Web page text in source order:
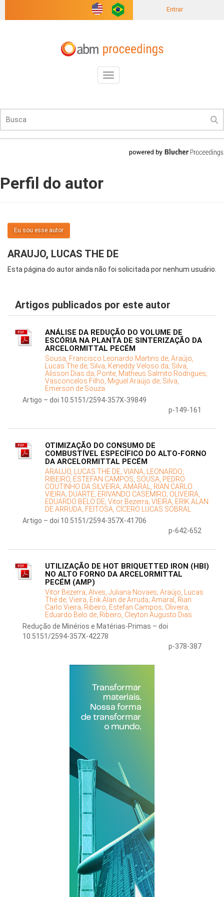
Entrar
Toggle
navigation
Perfil do autor
Eu sou esse autor
ARAUJO, LUCAS THE DE
Esta página do autor ainda não foi solicitada por nenhum usuário.
Artigos publicados por este autor
ANÁLISE DA REDUÇÃO DO VOLUME DE
ESCÓRIA NA PLANTA DE SINTERIZAÇÃO DA
ARCELORMITTAL PECÉM
Sousa, Francisco Leonardo Martins de; Araújo,
Lucas The de; Silva, Keneddy Veloso da; Silva,
Alisson Dias da; Ponte, Matheus Salmito Rodrigues;
Vasconcelos Filho, Miguel Araújo de; Silva,
Emerson de Souza
Artigo – doi 10.5151/2594-357X-39849
p-149-161
OTIMIZAÇÃO DO CONSUMO DE
COMBUSTÍVEL ESPECÍFICO DO ALTO-FORNO
DA ARCELORMITTAL PECÉM
ARAUJO, LUCAS THE DE; VIANA, LEONARDO;
RIBEIRO, ESTEFAN CAMPOS; SOUSA, PEDRO
COUTINHO DA SILVEIRA; AMARAL, RIAN CARLO
VIEIRA; DUARTE, ERIVANDO CASEMIRO; OLIVEIRA,
EDUARDO BELO DE; Vitor Bezerra; VIEIRA, ERIK ALAN
DE ARRUDA; FEITOSA, CÍCERO LUCAS SOBRAL
Artigo – doi 10.5151/2594-357X-41706
p-642-652
UTILIZAÇÃO DE HOT BRIQUETTED IRON (HBI)
NO ALTO FORNO DA ARCELORMITTAL
PECÉM (AMP)
Vitor Bezerra; Alves, Juliana Novaes; Araújo, Lucas
Thé de; Vieira, Erik Alan de Arruda; Amaral, Rian
Carlo Vieira; Ribeiro, Estefan Campos; Oliveira,
Eduardo Belo de; Ribeiro, Cleyton Augusto Dias
Redução de Minérios e Matérias-Primas – doi
10.5151/2594-357X-42278
p-378-387